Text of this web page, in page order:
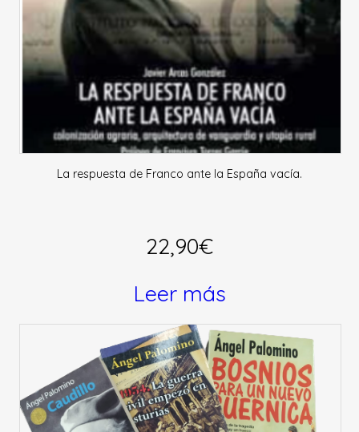
era:
320,00€.
es:
299,00€.
La respuesta de Franco ante la España vacía.
22,90€
Leer más